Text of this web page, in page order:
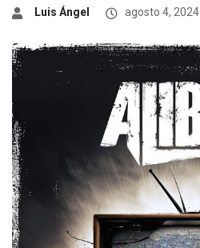
Luis Ángel agosto 4, 2024